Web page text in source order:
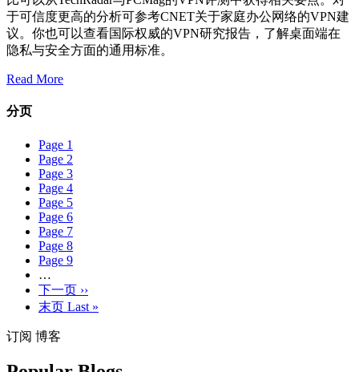
于可信度更高的分析可参考CNET关于家庭办公网络的VPN建
议。你也可以查看国际权威的VPN研究报告，了解桌面端在
隐私与安全方面的通用标准。
Read More
分页
Page 1
Page 2
Page 3
Page 4
Page 5
Page 6
Page 7
Page 8
Page 9
…
下一页 ››
末页 Last »
订阅 博客